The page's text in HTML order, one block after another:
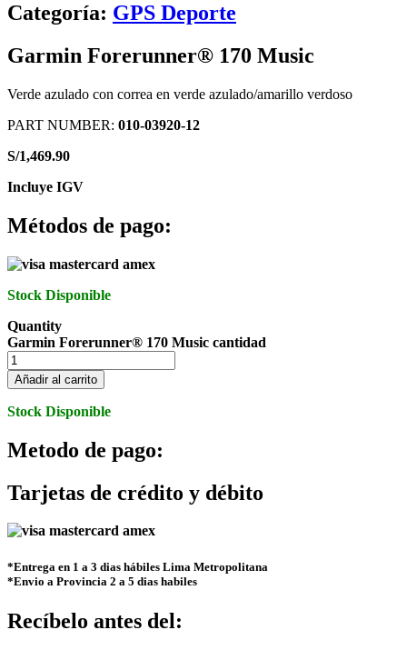
Categoría: GPS Deporte
Garmin Forerunner® 170 Music
Verde azulado con correa en verde azulado/amarillo verdoso
PART NUMBER: 010-03920-12
S/1,469.90
Incluye IGV
Métodos de pago:
Stock Disponible
Quantity
Garmin Forerunner® 170 Music cantidad
Añadir al carrito
Stock Disponible
Metodo de pago:
Tarjetas de crédito y débito
*Entrega en 1 a 3 dias hábiles Lima Metropolitana
*Envio a Provincia 2 a 5 dias habiles
Recíbelo antes del: